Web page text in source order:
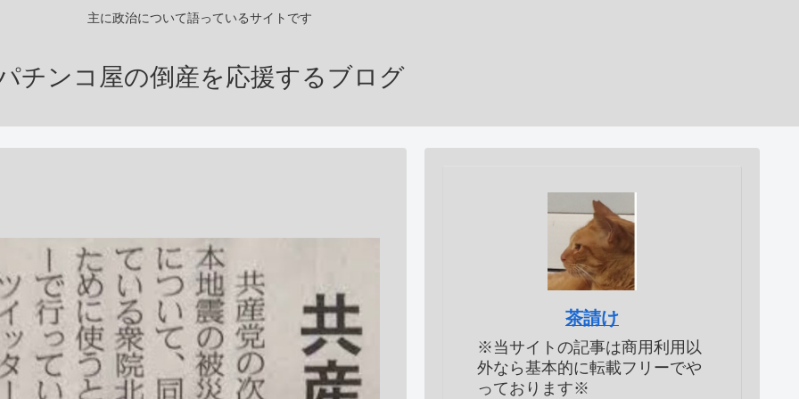
主に政治について語っているサイトです
チンコ屋の倒産を応援するブログ
茶請け
※当サイトの記事は商用利用以
外なら基本的に転載フリーでや
っております※